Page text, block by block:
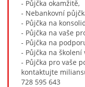
- Půjčka okamžitě,
- Nebankovní
- Půjčka na
- Půjčka na vaše
- Půjčka na
- Půjčka na školení
- Půjčka pro vaše
kontaktujte
728 595 643